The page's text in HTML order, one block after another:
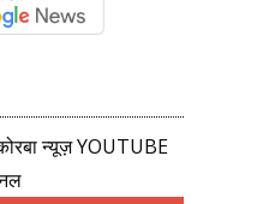
न्यूज़ YOUTUBE